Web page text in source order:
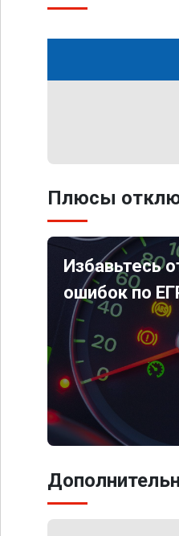
Плюсы
Избавьтесь
ошибок по